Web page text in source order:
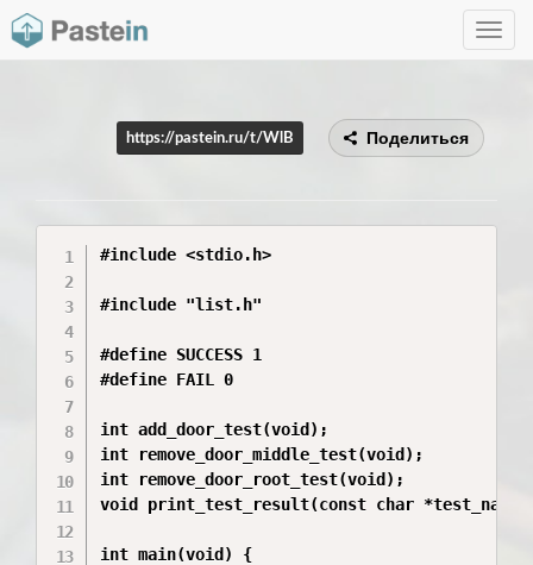
Toggle
https://pastein.ru/t/WlB Поделиться
#include <stdio.h>
#include "list.h"
#define SUCCESS 1
#define FAIL 0
int add_door_test(void);
int remove_door_middle_test(void);
int remove_door_root_test(void);
void print_test_result(const char
int main(void) {